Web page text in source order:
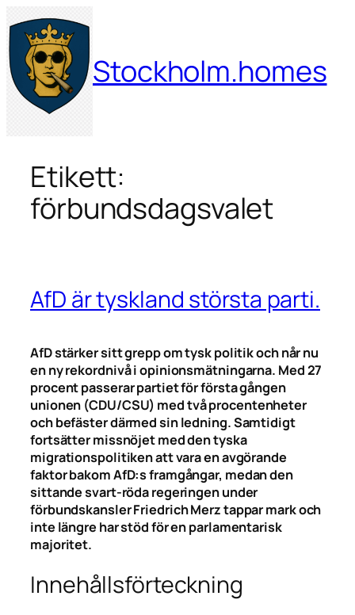
Hoppa
till
innehåll
Stockholm.homes
Etikett:
förbundsdagsvalet
AfD är tyskland största parti.
AfD stärker sitt grepp om tysk politik och når nu
en ny rekordnivå i opinionsmätningarna. Med 27
procent passerar partiet för första gången
unionen (CDU/CSU) med två procentenheter
och befäster därmed sin ledning. Samtidigt
fortsätter missnöjet med den tyska
migrationspolitiken att vara en avgörande
faktor bakom AfD:s framgångar, medan den
sittande svart-röda regeringen under
förbundskansler Friedrich Merz tappar mark och
inte längre har stöd för en parlamentarisk
majoritet.
Innehållsförteckning